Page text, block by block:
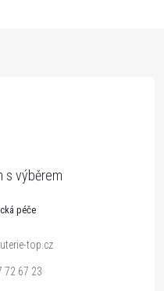
top.cz
72 67 23